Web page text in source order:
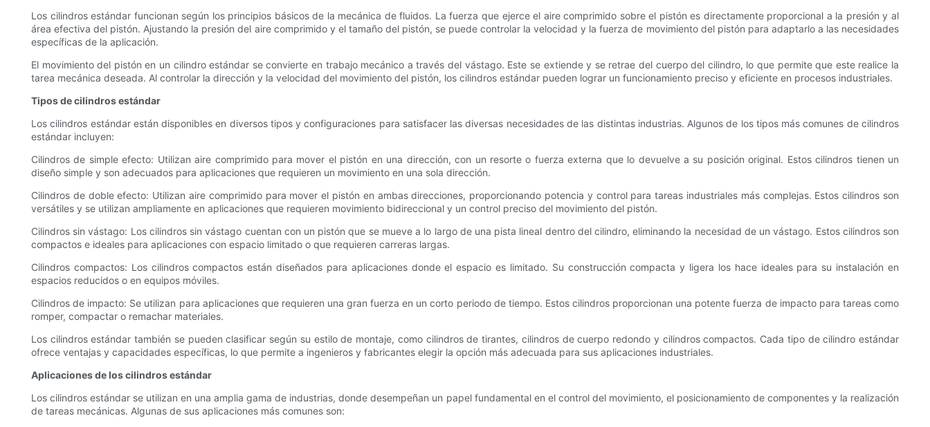
Los cilindros estándar funcionan según los principios básicos de la mecánica de fluidos. La fuerza que ejerce el aire comprimido sobre el pistón es directamente proporcional a la presión y al
área efectiva del pistón. Ajustando la presión del aire comprimido y el tamaño del pistón, se puede controlar la velocidad y la fuerza de movimiento del pistón para adaptarlo a las necesidades
específicas de la aplicación.
El movimiento del pistón en un cilindro estándar se convierte en trabajo mecánico a través del vástago. Este se extiende y se retrae del cuerpo del cilindro, lo que permite que este realice la
tarea mecánica deseada. Al controlar la dirección y la velocidad del movimiento del pistón, los cilindros estándar pueden lograr un funcionamiento preciso y eficiente en procesos industriales.
Tipos de cilindros estándar
Los cilindros estándar están disponibles en diversos tipos y configuraciones para satisfacer las diversas necesidades de las distintas industrias. Algunos de los tipos más comunes de cilindros
estándar incluyen:
Cilindros de simple efecto: Utilizan aire comprimido para mover el pistón en una dirección, con un resorte o fuerza externa que lo devuelve a su posición original. Estos cilindros tienen un
diseño simple y son adecuados para aplicaciones que requieren un movimiento en una sola dirección.
Cilindros de doble efecto: Utilizan aire comprimido para mover el pistón en ambas direcciones, proporcionando potencia y control para tareas industriales más complejas. Estos cilindros son
versátiles y se utilizan ampliamente en aplicaciones que requieren movimiento bidireccional y un control preciso del movimiento del pistón.
Cilindros sin vástago: Los cilindros sin vástago cuentan con un pistón que se mueve a lo largo de una pista lineal dentro del cilindro, eliminando la necesidad de un vástago. Estos cilindros son
compactos e ideales para aplicaciones con espacio limitado o que requieren carreras largas.
Cilindros compactos: Los cilindros compactos están diseñados para aplicaciones donde el espacio es limitado. Su construcción compacta y ligera los hace ideales para su instalación en
espacios reducidos o en equipos móviles.
Cilindros de impacto: Se utilizan para aplicaciones que requieren una gran fuerza en un corto periodo de tiempo. Estos cilindros proporcionan una potente fuerza de impacto para tareas como
romper, compactar o remachar materiales.
Los cilindros estándar también se pueden clasificar según su estilo de montaje, como cilindros de tirantes, cilindros de cuerpo redondo y cilindros compactos. Cada tipo de cilindro estándar
ofrece ventajas y capacidades específicas, lo que permite a ingenieros y fabricantes elegir la opción más adecuada para sus aplicaciones industriales.
Aplicaciones de los cilindros estándar
Los cilindros estándar se utilizan en una amplia gama de industrias, donde desempeñan un papel fundamental en el control del movimiento, el posicionamiento de componentes y la realización
de tareas mecánicas. Algunas de sus aplicaciones más comunes son: